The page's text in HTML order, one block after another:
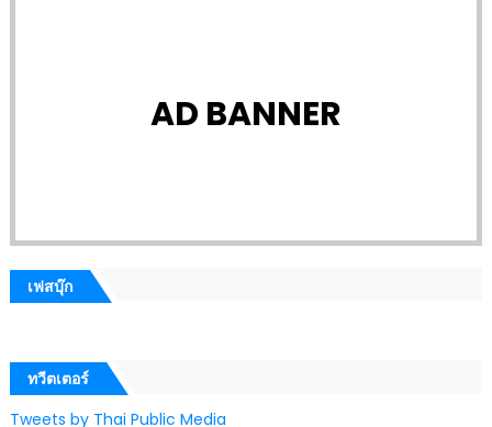
AD BANNER
เฟสบุ๊ก
ทวีตเตอร์
Tweets by Thai Public Media